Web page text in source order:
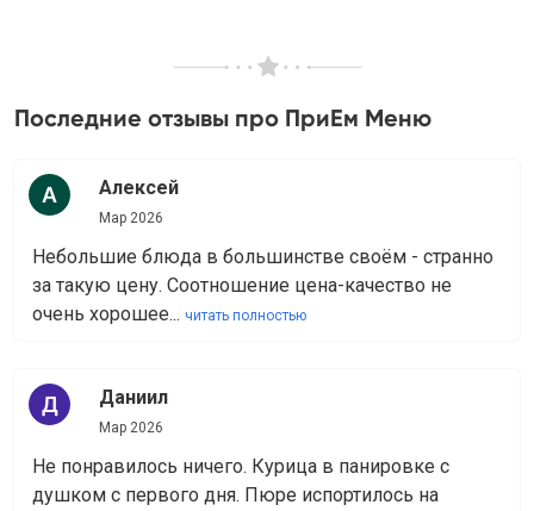
Последние отзывы про ПриЕм Меню
Алексей
Мар 2026
Небольшие блюда в большинстве своём - странно
за такую цену. Соотношение цена-качество не
очень хорошее... читать полностью
Даниил
Мар 2026
Не понравилось ничего. Курица в панировке с
душком с первого дня. Пюре испортилось на